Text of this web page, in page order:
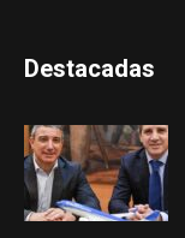
Destacadas